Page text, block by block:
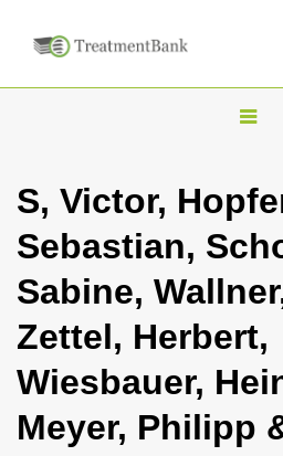
T
g
l
n
a
i
g
S, Victor,
Sebastian,
Sabine,
Zettel, Herbert,
Wiesbauer,
Meyer, Philipp